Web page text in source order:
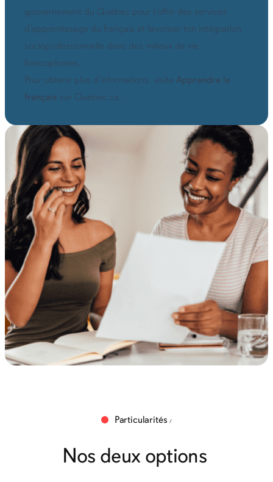
gouvernement du Québec pour t’offrir des services
d’apprentissage du français et favoriser ton intégration
socioprofessionnelle dans des milieux de vie
francophones.
Pour obtenir plus d’informations, visite Apprendre le
français sur Québec.ca.
Particularités
Nos deux options